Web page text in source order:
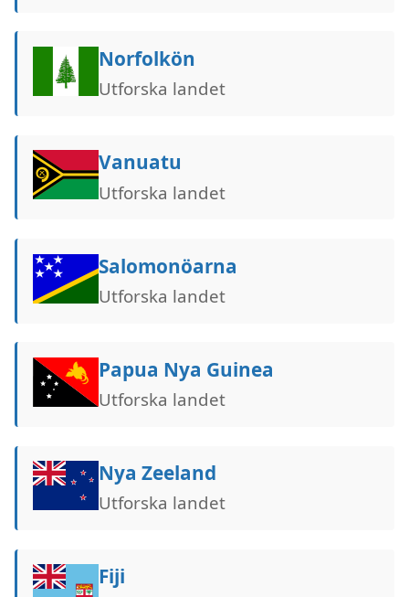
Norfolkön
Utforska landet
Vanuatu
Utforska landet
Salomonöarna
Utforska landet
Papua Nya Guinea
Utforska landet
Nya Zeeland
Utforska landet
Fiji